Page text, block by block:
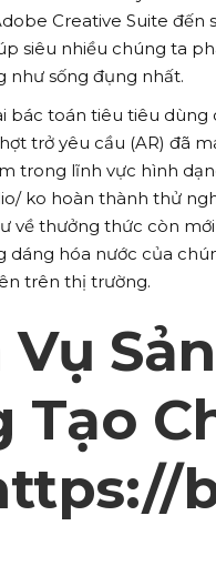
Creative Suite đến
siêu nhiều chúng ta
như sống đụng nhất.
bác toán tiêu tiêu
trở yêu cầu (AR) đã
trong lĩnh vực hình
ko hoàn thành thử
về thưởng thức còn
dáng hóa nước của
trên thị trường.
Vụ
Tạo